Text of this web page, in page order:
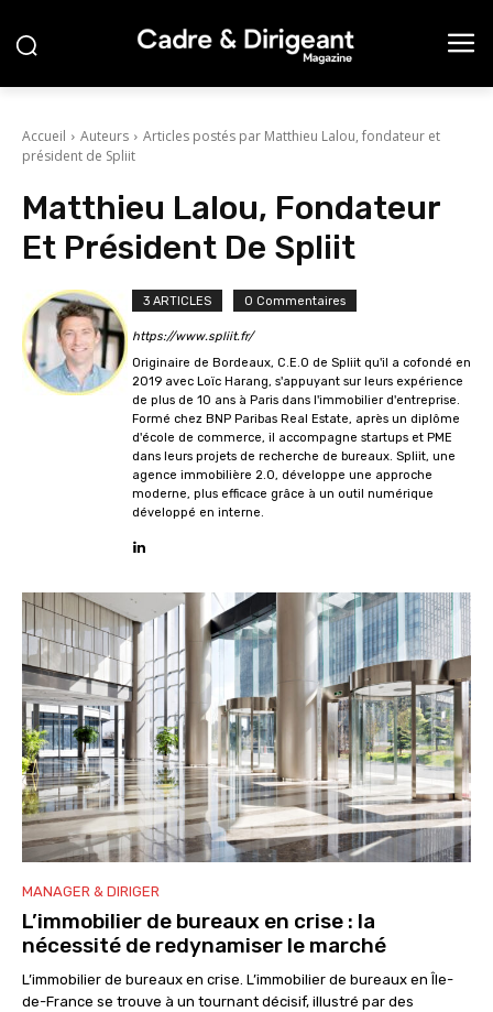
Accueil Auteurs
Articles postés par Matthieu Lalou, fondateur et
président de Spliit
Matthieu Lalou, Fondateur
Et Président De Spliit
3 ARTICLES 0 Commentaires
https://www.spliit.fr/
Originaire de Bordeaux, C.E.O de Spliit qu'il a cofondé en
2019 avec Loïc Harang, s'appuyant sur leurs expérience
de plus de 10 ans à Paris dans l'immobilier d'entreprise.
Formé chez BNP Paribas Real Estate, après un diplôme
d'école de commerce, il accompagne startups et PME
dans leurs projets de recherche de bureaux. Spliit, une
agence immobilière 2.0, développe une approche
moderne, plus efficace grâce à un outil numérique
développé en interne.
MANAGER & DIRIGER
L’immobilier de bureaux en crise : la
nécessité de redynamiser le marché
L’immobilier de bureaux en crise. L’immobilier de bureaux en Île-
de-France se trouve à un tournant décisif, illustré par des